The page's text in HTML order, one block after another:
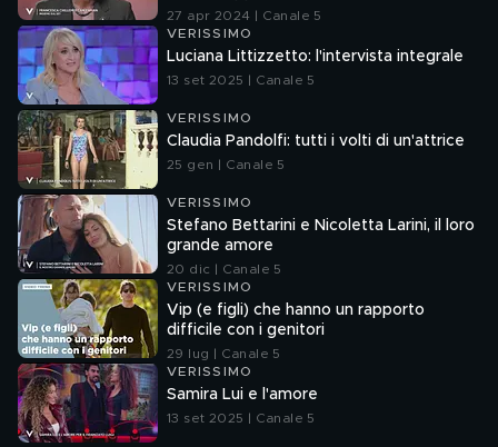
27 apr 2024 | Canale 5
VERISSIMO
Luciana Littizzetto: l'intervista integrale
13 set 2025 | Canale 5
VERISSIMO
Claudia Pandolfi: tutti i volti di un'attrice
25 gen | Canale 5
VERISSIMO
Stefano Bettarini e Nicoletta Larini, il loro
grande amore
20 dic | Canale 5
VERISSIMO
Vip (e figli) che hanno un rapporto
difficile con i genitori
29 lug | Canale 5
VERISSIMO
Samira Lui e l'amore
13 set 2025 | Canale 5